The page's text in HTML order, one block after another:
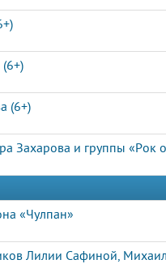
(6+)
Захарова и группы «Рок
«Чулпан»
Лилии Сафиной,